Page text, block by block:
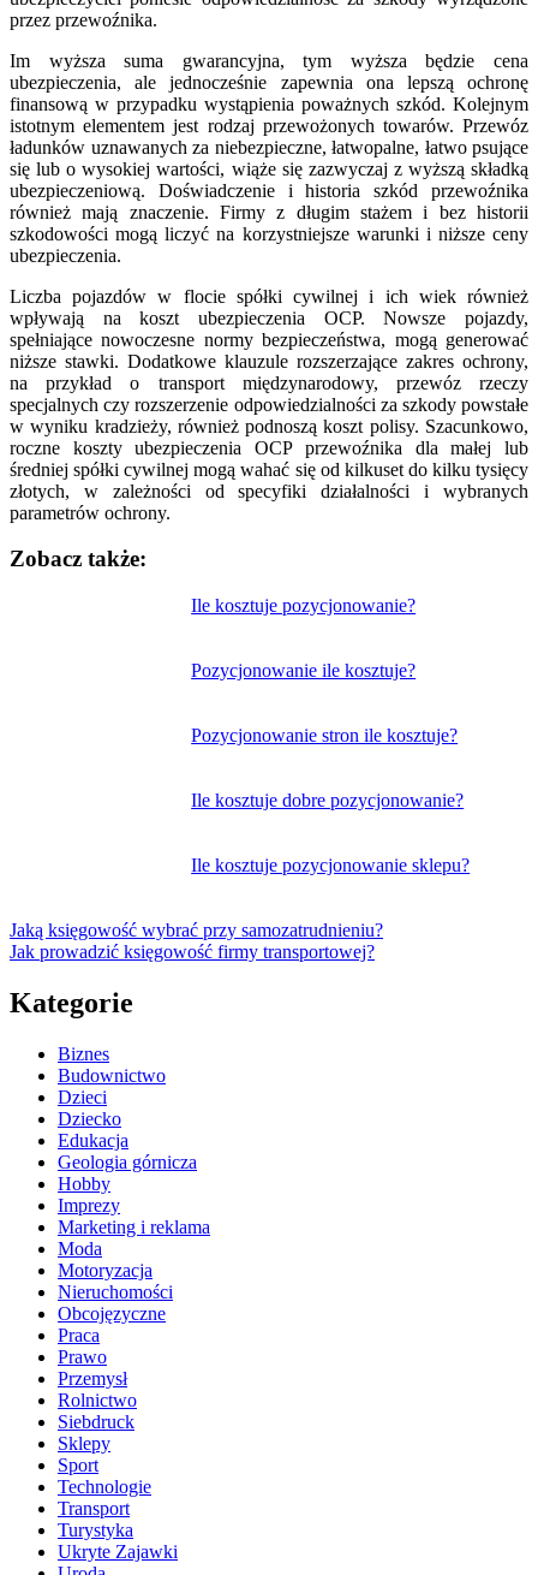
przez przewoźnika.
Im wyższa suma gwarancyjna, tym wyższa będzie cena
ubezpieczenia, ale jednocześnie zapewnia ona lepszą ochronę
finansową w przypadku wystąpienia poważnych szkód. Kolejnym
istotnym elementem jest rodzaj przewożonych towarów. Przewóz
ładunków uznawanych za niebezpieczne, łatwopalne, łatwo psujące
się lub o wysokiej wartości, wiąże się zazwyczaj z wyższą składką
ubezpieczeniową. Doświadczenie i historia szkód przewoźnika
również mają znaczenie. Firmy z długim stażem i bez historii
szkodowości mogą liczyć na korzystniejsze warunki i niższe ceny
ubezpieczenia.
Liczba pojazdów w flocie spółki cywilnej i ich wiek również
wpływają na koszt ubezpieczenia OCP. Nowsze pojazdy,
spełniające nowoczesne normy bezpieczeństwa, mogą generować
niższe stawki. Dodatkowe klauzule rozszerzające zakres ochrony,
na przykład o transport międzynarodowy, przewóz rzeczy
specjalnych czy rozszerzenie odpowiedzialności za szkody powstałe
w wyniku kradzieży, również podnoszą koszt polisy. Szacunkowo,
roczne koszty ubezpieczenia OCP przewoźnika dla małej lub
średniej spółki cywilnej mogą wahać się od kilkuset do kilku tysięcy
złotych, w zależności od specyfiki działalności i wybranych
parametrów ochrony.
Zobacz także:
Ile kosztuje pozycjonowanie?
Pozycjonowanie ile kosztuje?
Pozycjonowanie stron ile kosztuje?
Ile kosztuje dobre pozycjonowanie?
Ile kosztuje pozycjonowanie sklepu?
Jaką księgowość wybrać przy samozatrudnieniu?
Jak prowadzić księgowość firmy transportowej?
Kategorie
Biznes
Budownictwo
Dzieci
Dziecko
Edukacja
Geologia górnicza
Hobby
Imprezy
Marketing i reklama
Moda
Motoryzacja
Nieruchomości
Obcojęzyczne
Praca
Prawo
Przemysł
Rolnictwo
Siebdruck
Sklepy
Sport
Technologie
Transport
Turystyka
Ukryte Zajawki